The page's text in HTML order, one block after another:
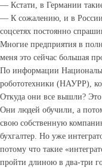
— Кстати, в Германии
— К сожалению, и в России
соцсетях постоянно
Многие предприятия в
меня это сейчас большая
По информации
робототехники (НАУРР),
Откуда они все вышли?
Они людей обучили, а
свою собственную
бухгалтер. Но уже
потому что такие
пройти длиною в два-три